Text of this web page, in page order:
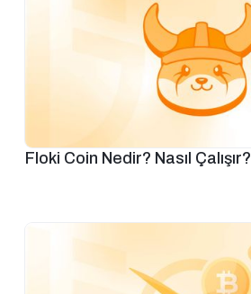
Floki Coin Nedir? Nasıl Çalışır?